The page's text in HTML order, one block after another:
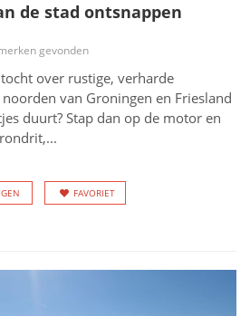
de stad ontsnappen
gevonden
over rustige, verharde
van Groningen en Friesland
duurt? Stap dan op de motor en
FAVORIET